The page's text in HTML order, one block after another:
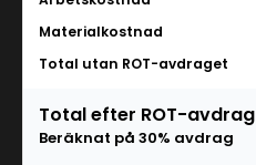
Materialkostnad
Total utan ROT-avdraget
Total efter ROT-avdrag
Beräknat på 30% avdrag